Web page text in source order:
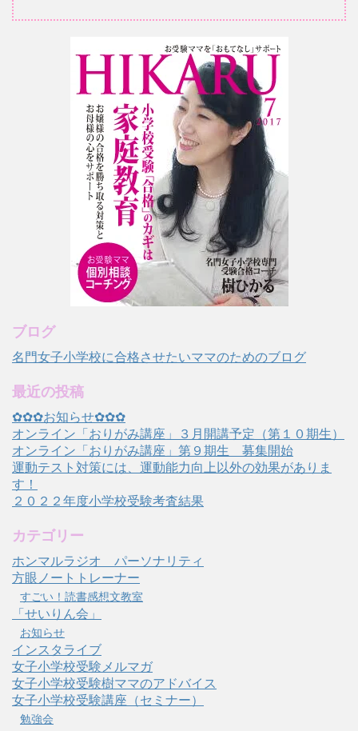
ブログ
名門女子小学校に合格させたいママのためのブログ
最近の投稿
✿✿✿お知らせ✿✿✿
オンライン「おりがみ講座」３月開講予定（第１０期生）
オンライン「おりがみ講座」第９期生 募集開始
運動テスト対策には、運動能力向上以外の効果がありま
す！
２０２２年度小学校受験考査結果
カテゴリー
ホンマルラジオ パーソナリティ
方眼ノートトレーナー
すごい！読書感想文教室
「せいりん会」
お知らせ
インスタライブ
女子小学校受験メルマガ
女子小学校受験樹ママのアドバイス
女子小学校受験講座（セミナー）
勉強会